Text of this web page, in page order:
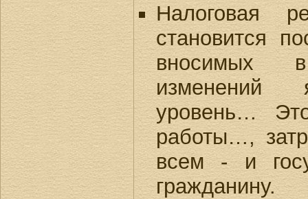
Налоговая
становится
вносимых в
изменений
уровень…
работы…,
всем - и
гражданину.